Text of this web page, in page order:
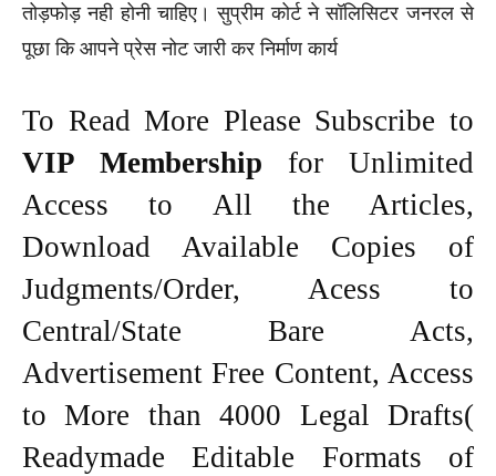
तोड़फोड़ नही होनी चाहिए। सुप्रीम कोर्ट ने सॉलिसिटर जनरल से
पूछा कि आपने प्रेस नोट जारी कर निर्माण कार्य
To Read More Please Subscribe to
VIP Membership for Unlimited
Access to All the Articles,
Download Available Copies of
Judgments/Order, Acess to
Central/State Bare Acts,
Advertisement Free Content, Access
to More than 4000 Legal Drafts(
Readymade Editable Formats of